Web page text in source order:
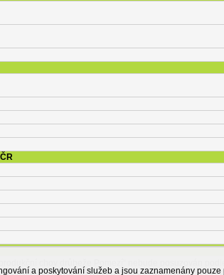
souvisejících zákonů (zákon o posuzování vlivů na
a poskytování služeb a jsou zaznamenány